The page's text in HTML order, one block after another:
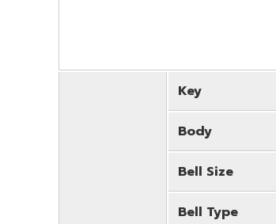
Key
Body
Bell Size
Bell Type